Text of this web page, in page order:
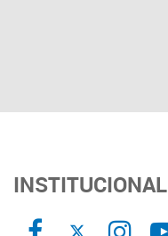
INSTITUCIONAL